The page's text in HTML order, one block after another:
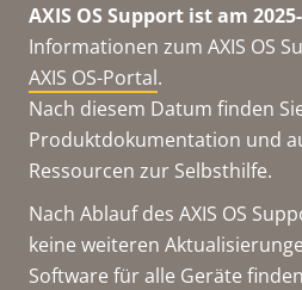
AXIS OS Support ist am
Informationen zum AXIS OS
AXIS OS-Portal.
Nach diesem Datum finden
Produktdokumentation und
Ressourcen zur Selbsthilfe.
Nach Ablauf des AXIS OS
keine weiteren
Software für alle Geräte